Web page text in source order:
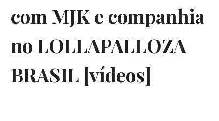
com MJK e companhia
no LOLLAPALLOZA
BRASIL [vídeos]